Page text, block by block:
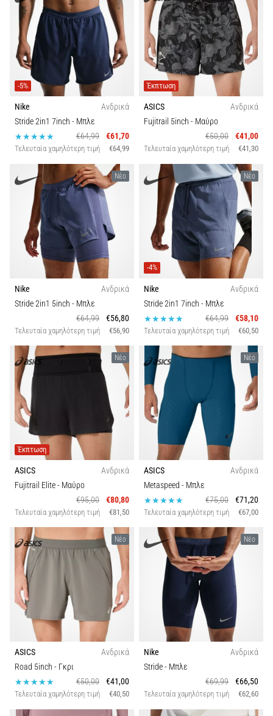
-5%
Nike
Ανδρικά
Stride 2in1 7inch - Μπλε
€64,99
€61,70
Τελευταία χαμηλότερη τιμή €64,99
Έκπτωση
ASICS
Ανδρικά
Fujitrail 5inch - Μαύρο
€50,00
€41,00
Τελευταία χαμηλότερη τιμή €41,30
Νέο
Nike
Ανδρικά
Stride 2in1 5inch - Μπλε
€64,99
€56,80
Τελευταία χαμηλότερη τιμή €56,90
Νέο
-4%
Nike
Ανδρικά
Stride 2in1 7inch - Μπλε
€64,99
€58,10
Τελευταία χαμηλότερη τιμή €60,50
Νέο
Έκπτωση
ASICS
Ανδρικά
Fujitrail Elite- Μαύρο
€95,00
€80,80
Τελευταία χαμηλότερη τιμή €81,50
Νέο
ASICS
Ανδρικά
Metaspeed - Μπλε
€75,00
€71,20
Τελευταία χαμηλότερη τιμή €67,00
Νέο
ASICS
Ανδρικά
Road 5inch - Γκρι
€50,00
€41,00
Τελευταία χαμηλότερη τιμή €40,50
Νέο
Nike
Ανδρικά
Stride- Μπλε
€69,99
€66,50
Τελευταία χαμηλότερη τιμή €62,60